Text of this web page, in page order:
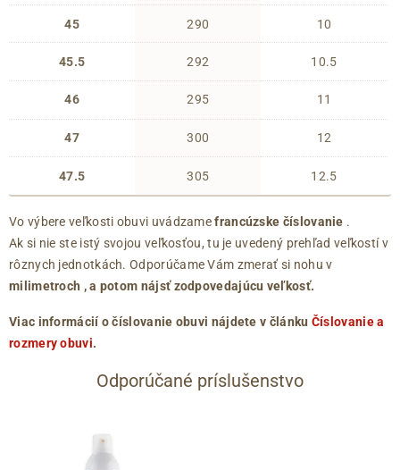
45
45.5
46
47
47.5
290
292
295
300
305
10
10.5
11
12
12.5
Vo výbere veľkosti obuvi uvádzamefrancúzske číslovanie .
Ak si nie ste istý svojou veľkosťou, tu je uvedený prehľad veľkostí v
rôznych jednotkách. Odporúčame Vám zmerať si nohu v
milimetroch , a potom nájsť zodpovedajúcu veľkosť.
Viac informácií o číslovanie obuvi nájdete v článku Číslovanie a
rozmery obuvi.
Odporúčané príslušenstvo